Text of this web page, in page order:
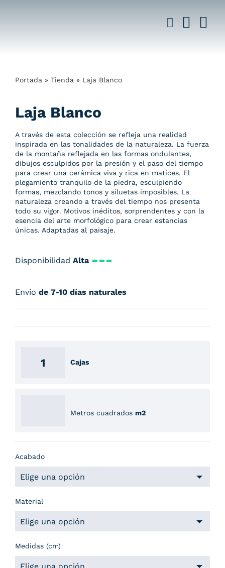
Portada » Tienda » Laja Blanco
Laja Blanco
A través de esta colección se refleja una realidad
inspirada en las tonalidades de la naturaleza. La fuerza
de la montaña reflejada en las formas ondulantes,
dibujos esculpidos por la presión y el paso del tiempo
para crear una cerámica viva y rica en matices. El
plegamiento tranquilo de la piedra, esculpiendo
formas, mezclando tonos y siluetas imposibles. La
naturaleza creando a través del tiempo nos presenta
todo su vigor. Motivos inéditos, sorprendentes y con la
esencia del arte morfológico para crear estancias
únicas. Adaptadas al paisaje.
Disponibilidad Alta
Envío de 7-10 días naturales
Cajas
Metros cuadrados m2
Acabado
Material
Medidas (cm)